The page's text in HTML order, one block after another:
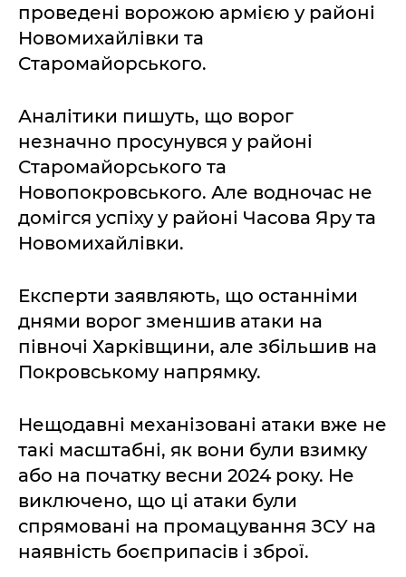
проведені ворожою армією у районі
Новомихайлівки та
Старомайорського.
Аналітики пишуть, що ворог
незначно просунувся у районі
Старомайорського та
Новопокровського. Але водночас не
домігся успіху у районі Часова Яру та
Новомихайлівки.
Експерти заявляють, що останніми
днями ворог зменшив атаки на
півночі Харківщини, але збільшив на
Покровському напрямку.
Нещодавні механізовані атаки вже не
такі масштабні, як вони були взимку
або на початку весни 2024 року. Не
виключено, що ці атаки були
спрямовані на промацування ЗСУ на
наявність боєприпасів і зброї.